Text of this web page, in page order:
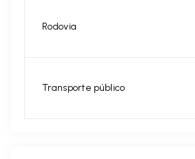
Rodovia
Transporte público